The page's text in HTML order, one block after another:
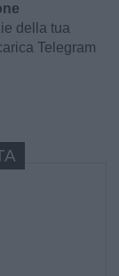
della tua
Telegram